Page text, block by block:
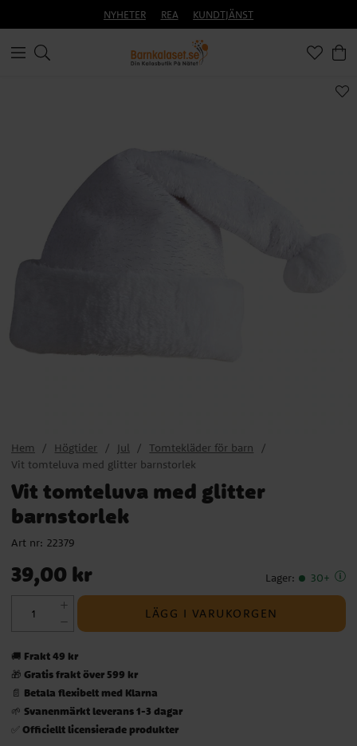
NYHETER REA KUNDTJÄNST
Hem Högtider Jul
Tomtekläder för barn
Vit tomteluva med glitter barnstorlek
Vit tomteluva med glitter
barnstorlek
Art nr: 22379
Pris: 39,00 kr
39,00 kr Lager: 30+
LÄGG I VARUKORGEN
🚚 Frakt 49 kr
🎁 Gratis frakt över 599 kr
📄 Betala flexibelt med Klarna
🌱 Svanenmärkt leverans 1-3 dagar
✅ Officiellt licensierade produkter